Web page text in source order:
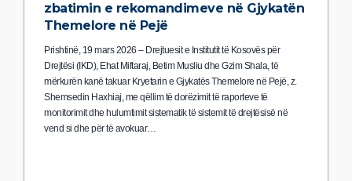
zbatimin e rekomandimeve në Gjykatën
Themelore në Pejë
Prishtinë, 19 mars 2026 – Drejtuesit e Institutit të Kosovës për
Drejtësi (IKD), Ehat Miftaraj, Betim Musliu dhe Gzim Shala, të
mërkurën kanë takuar Kryetarin e Gjykatës Themelore në Pejë, z.
Shemsedin Haxhiaj, me qëllim të dorëzimit të raporteve të
monitorimit dhe hulumtimit sistematik të sistemit të drejtësisë në
vend si dhe për të avokuar…